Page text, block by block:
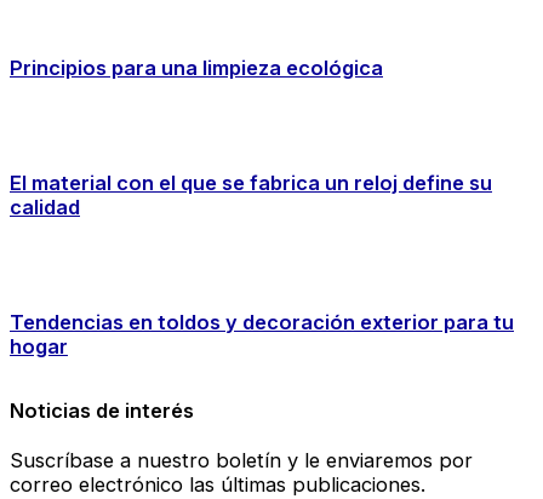
Principios para una limpieza ecológica
El material con el que se fabrica un reloj define su
calidad
Tendencias en toldos y decoración exterior para tu
hogar
Noticias de interés
Suscríbase a nuestro boletín y le enviaremos por
correo electrónico las últimas publicaciones.